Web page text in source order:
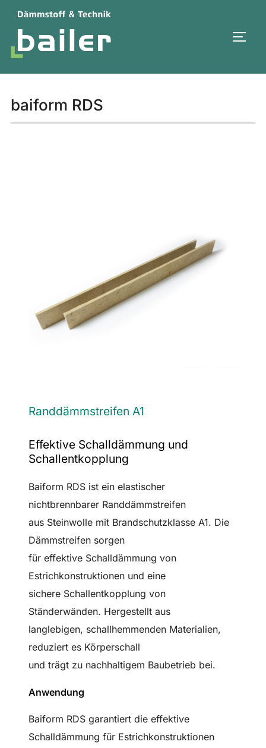
springen
baiform RDS
Randdämmstreifen A1
Effektive Schalldämmung und
Schallentkopplung
Baiform RDS ist ein elastischer
nichtbrennbarer Randdämmstreifen
aus Steinwolle mit Brandschutzklasse A1. Die
Dämmstreifen sorgen
für effektive Schalldämmung von
Estrichkonstruktionen und eine
sichere Schallentkopplung von
Ständerwänden. Hergestellt aus
langlebigen, schallhemmenden Materialien,
reduziert es Körperschall
und trägt zu nachhaltigem Baubetrieb bei.
Anwendung
Baiform RDS garantiert die effektive
Schalldämmung für Estrichkonstruktionen